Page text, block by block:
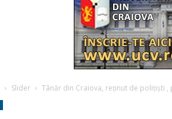
Slider Tânăr din Craiova, reţinut de poliţişti